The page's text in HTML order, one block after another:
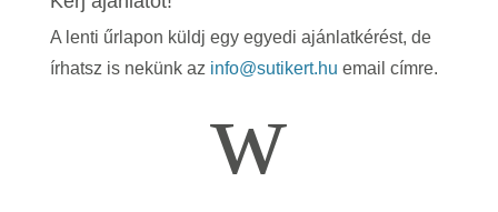
A lenti űrlapon küldj egy egyedi ajánlatkérést, de
írhatsz is nekünk az info@sutikert.hu email címre.
w